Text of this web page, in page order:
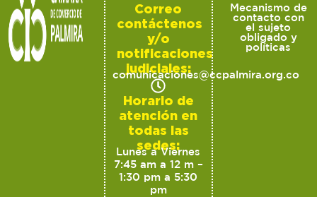
Correo
contáctenos
y/o
notificaciones
judiciales:
comunicaciones@ccpalmira.org.co
Horario de
atención en
todas las
sedes:
Lunes a Viernes
7:45 am a 12 m –
1:30 pm a 5:30
pm
Mecanismo de
contacto con
el sujeto
obligado y
políticas